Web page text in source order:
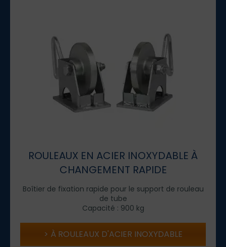
ROULEAUX EN ACIER INOXYDABLE À
CHANGEMENT RAPIDE
Boîtier de fixation rapide pour le support de rouleau
de tube
Capacité : 900 kg
À ROULEAUX D'ACIER INOXYDABLE